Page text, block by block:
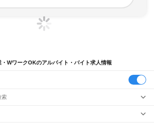
WワークOKのアルバイト・バイト求人情報
索